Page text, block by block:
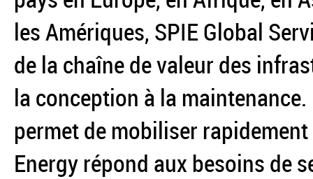
les Amériques, SPIE Global
de la chaîne de valeur des
la conception à la
permet de mobiliser
Energy répond aux besoins de